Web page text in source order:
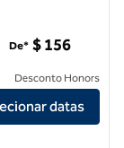
Downtown/
De* $ 156
Desconto Honors
datas